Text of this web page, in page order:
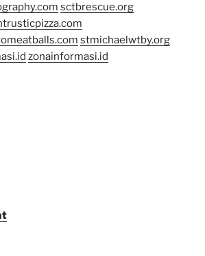
sctbrescue.org
stmichaelwtby.org
zonainformasi.id